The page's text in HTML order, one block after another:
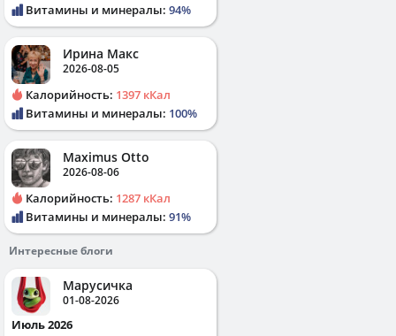
Витамины и минералы: 94%
Ирина Макс
2026-08-05
Калорийность: 1397 кКал
Витамины и минералы: 100%
Maximus Otto
2026-08-06
Калорийность: 1287 кКал
Витамины и минералы: 91%
Интересные блоги
Марусичка
01-08-2026
Июль 2026